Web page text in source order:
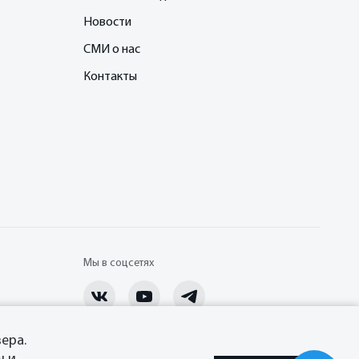
Новости
СМИ о нас
Контакты
Мы в соцсетях